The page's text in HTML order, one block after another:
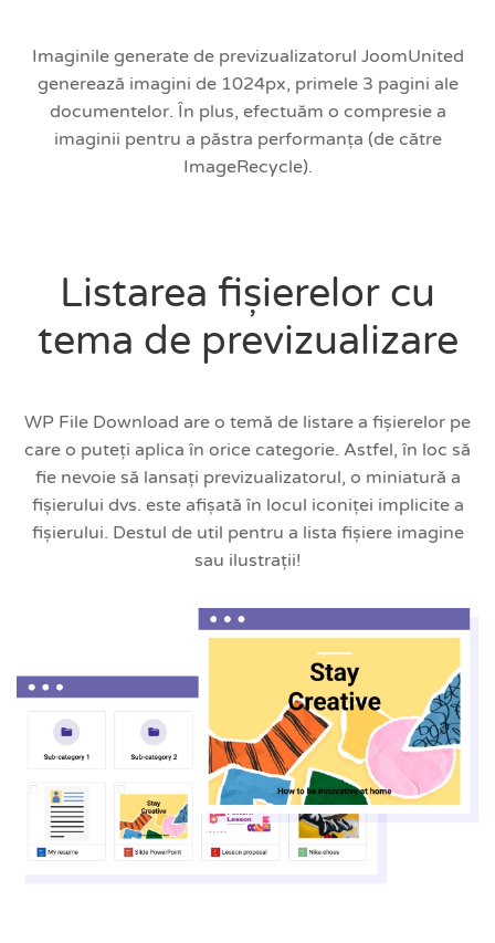
Imaginile generate de previzualizatorul JoomUnited
generează imagini de 1024px, primele 3 pagini ale
documentelor. În plus, efectuăm o compresie a
imaginii pentru a păstra performanța (de către
ImageRecycle).
Listarea fișierelor cu
tema de previzualizare
WP File Download are o temă de listare a fișierelor pe
care o puteți aplica în orice categorie. Astfel, în loc să
fie nevoie să lansați previzualizatorul, o miniatură a
fișierului dvs. este afișată în locul iconiței implicite a
fișierului. Destul de util pentru a lista fișiere imagine
sau ilustrații!